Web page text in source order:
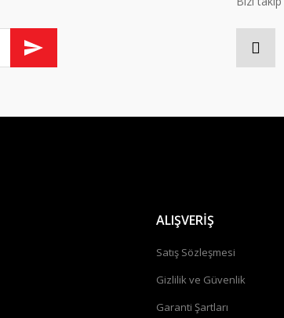
ALIŞVERİŞ
Satış Sözleşmesi
Gizlilik ve Güvenlik
Garanti Şartları